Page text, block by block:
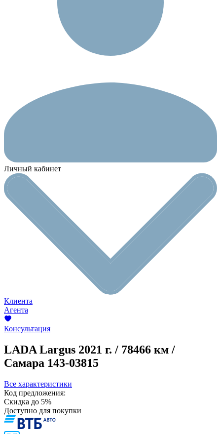
Личный кабинет
Клиента
Агента
Консультация
LADA Largus 2021 г. / 78466 км /
Самара 143-03815
Все характеристики
Код предложения:
Скидка до 5%
Доступно для покупки